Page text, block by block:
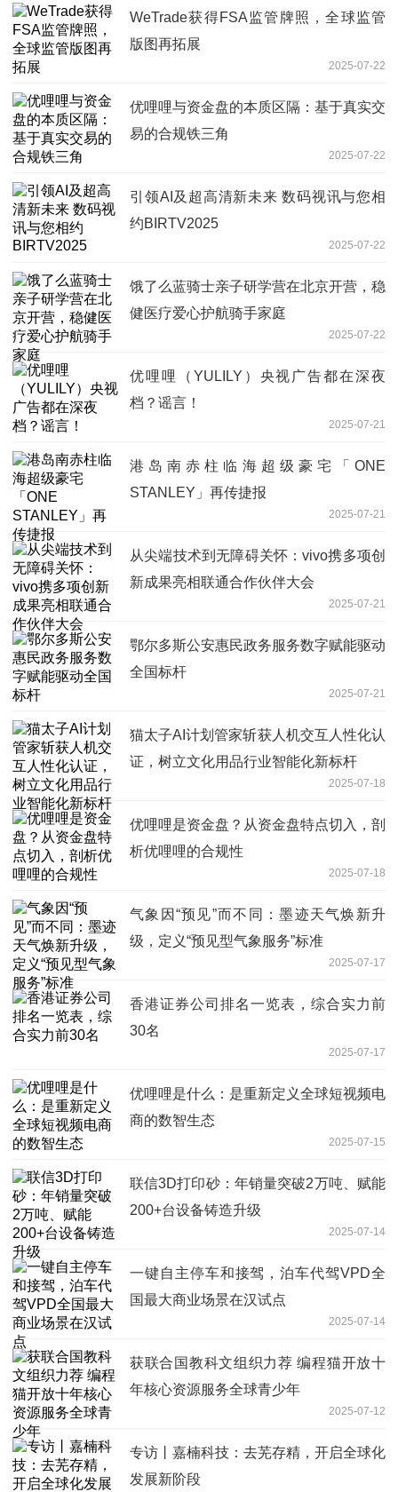
WeTrade获得FSA监管牌照，全球监管
版图再拓展
2025-07-22
优哩哩与资金盘的本质区隔：基于真实交
易的合规铁三角
2025-07-22
引领AI及超高清新未来 数码视讯与您相
约BIRTV2025
2025-07-22
饿了么蓝骑士亲子研学营在北京开营，稳
健医疗爱心护航骑手家庭
2025-07-22
优哩哩（YULILY）央视广告都在深夜
档？谣言！
2025-07-21
港岛南赤柱临海超级豪宅「ONE
STANLEY」再传捷报
2025-07-21
从尖端技术到无障碍关怀：vivo携多项创
新成果亮相联通合作伙伴大会
2025-07-21
鄂尔多斯公安惠民政务服务数字赋能驱动
全国标杆
2025-07-21
猫太子AI计划管家斩获人机交互人性化认
证，树立文化用品行业智能化新标杆
2025-07-18
优哩哩是资金盘？从资金盘特点切入，剖
析优哩哩的合规性
2025-07-18
气象因“预见”而不同：墨迹天气焕新升
级，定义“预见型气象服务”标准
2025-07-17
香港证券公司排名一览表，综合实力前
30名
2025-07-17
优哩哩是什么：是重新定义全球短视频电
商的数智生态
2025-07-15
联信3D打印砂：年销量突破2万吨、赋能
200+台设备铸造升级
2025-07-14
一键自主停车和接驾，泊车代驾VPD全
国最大商业场景在汉试点
2025-07-14
获联合国教科文组织力荐 编程猫开放十
年核心资源服务全球青少年
2025-07-12
专访丨嘉楠科技：去芜存精，开启全球化
发展新阶段